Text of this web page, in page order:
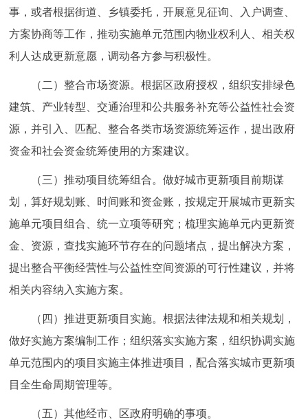
事，或者根据街道、乡镇委托，开展意见征询、入户调查、
方案协商等工作，推动实施单元范围内物业权利人、相关权
利人达成更新意愿，调动各方参与积极性。
（二）整合市场资源。根据区政府授权，组织安排绿色
建筑、产业转型、交通治理和公共服务补充等公益性社会资
源，并引入、匹配、整合各类市场资源统筹运作，提出政府
资金和社会资金统筹使用的方案建议。
（三）推动项目统筹组合。做好城市更新项目前期谋
划，算好规划账、时间账和资金账，按规定开展城市更新实
施单元项目组合、统一立项等研究；梳理实施单元内更新资
金、资源，查找实施环节存在的问题堵点，提出解决方案，
提出整合平衡经营性与公益性空间资源的可行性建议，并将
相关内容纳入实施方案。
（四）推进更新项目实施。根据法律法规和相关规划，
做好实施方案编制工作；组织落实实施方案，组织协调实施
单元范围内的项目实施主体推进项目，配合落实城市更新项
目全生命周期管理等。
（五）其他经市、区政府明确的事项。